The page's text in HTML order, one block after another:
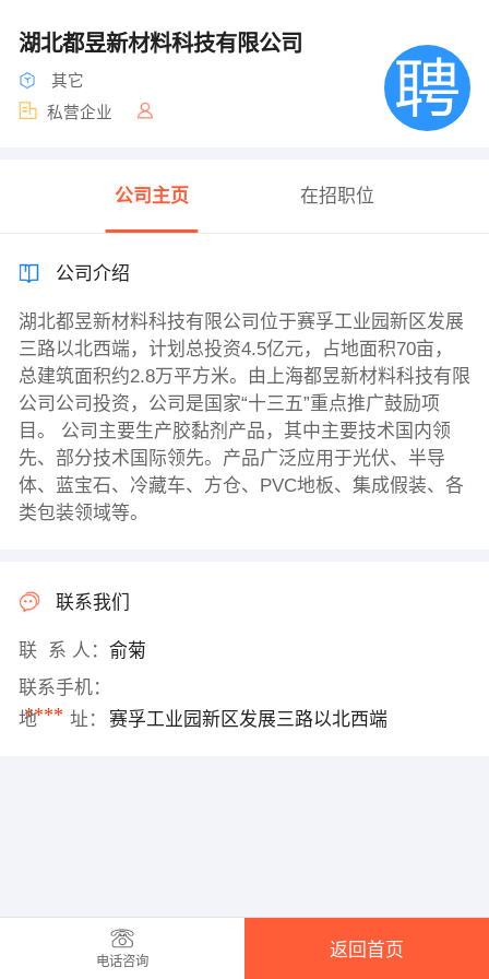
湖北都昱新材料科技有限公司
其它
私营企业
公司主页 在招职位
公司介绍
湖北都昱新材料科技有限公司位于赛孚工业园新区发展
三路以北西端，计划总投资4.5亿元，占地面积70亩，
总建筑面积约2.8万平方米。由上海都昱新材料科技有限
公司公司投资，公司是国家“十三五”重点推广鼓励项
目。 公司主要生产胶黏剂产品，其中主要技术国内领
先、部分技术国际领先。产品广泛应用于光伏、半导
体、蓝宝石、冷藏车、方仓、PVC地板、集成假装、各
类包装领域等。
联系我们
联 系 人： 俞菊
联系手机：
****
地 址： 赛孚工业园新区发展三路以北西端
电话咨询
返回首页